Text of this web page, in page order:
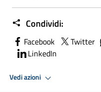
Condividi:
Facebook Twitter
LinkedIn
Vedi azioni